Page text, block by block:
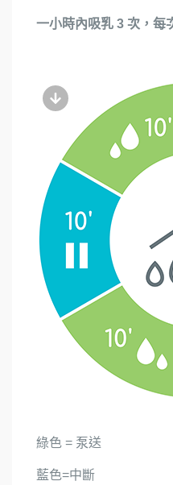
一小時內吸乳 3 次，每
綠色 = 泵送
藍色=中斷